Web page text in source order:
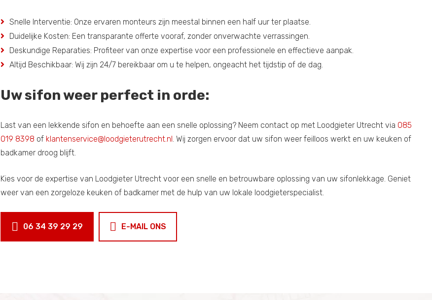
Snelle Interventie: Onze ervaren monteurs zijn meestal binnen een half uur ter plaatse.
Duidelijke Kosten: Een transparante offerte vooraf, zonder onverwachte verrassingen.
Deskundige Reparaties: Profiteer van onze expertise voor een professionele en effectieve aanpak.
Altijd Beschikbaar: Wij zijn 24/7 bereikbaar om u te helpen, ongeacht het tijdstip of de dag.
Uw sifon weer perfect in orde:
Last van een lekkende sifon en behoefte aan een snelle oplossing? Neem contact op met Loodgieter Utrecht via 085
019 8398 of klantenservice@loodgieterutrecht.nl. Wij zorgen ervoor dat uw sifon weer feilloos werkt en uw keuken of
badkamer droog blijft.
Kies voor de expertise van Loodgieter Utrecht voor een snelle en betrouwbare oplossing van uw sifonlekkage. Geniet
weer van een zorgeloze keuken of badkamer met de hulp van uw lokale loodgieterspecialist.
06 34 39 29 29 E-MAIL ONS